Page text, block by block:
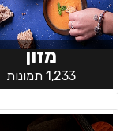
מזון
1,233 תמונות